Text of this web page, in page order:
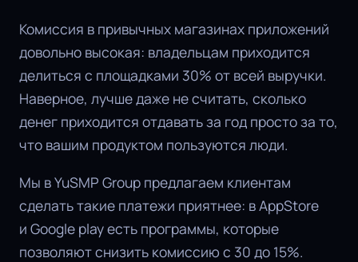
Комиссия в привычных магазинах приложений
довольно высокая: владельцам приходится
делиться с площадками 30% от всей выручки.
Наверное, лучше даже не считать, сколько
денег приходится отдавать за год просто за то,
что вашим продуктом пользуются люди.
Мы в YuSMP Group предлагаем клиентам
сделать такие платежи приятнее: в AppStore
и Google play есть программы, которые
позволяют снизить комиссию с 30 до 15%.